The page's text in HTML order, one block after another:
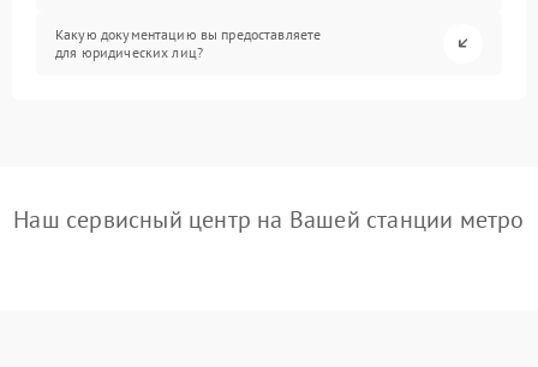
Какую документацию вы предоставляете
для юридических лиц?
Наш сервисный центр на Вашей станции метро